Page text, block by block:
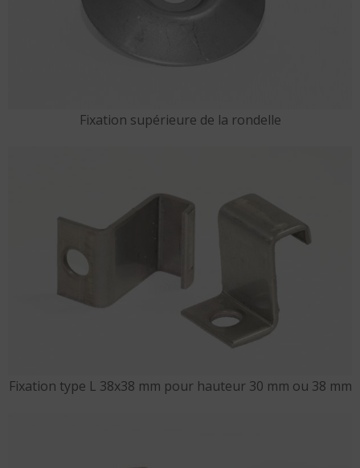
Fixation supérieure de la rondelle
Fixation type L 38x38 mm pour hauteur 30 mm ou 38 mm